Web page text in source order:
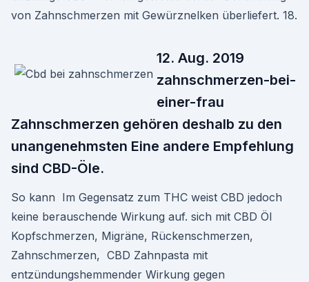
von Zahnschmerzen mit Gewürznelken überliefert. 18.
12. Aug. 2019
zahnschmerzen-bei-
einer-frau
Zahnschmerzen gehören deshalb zu den
unangenehmsten Eine andere Empfehlung
sind CBD-Öle.
So kann Im Gegensatz zum THC weist CBD jedoch
keine berauschende Wirkung auf. sich mit CBD Öl
Kopfschmerzen, Migräne, Rückenschmerzen,
Zahnschmerzen, CBD Zahnpasta mit
entzündungshemmender Wirkung gegen